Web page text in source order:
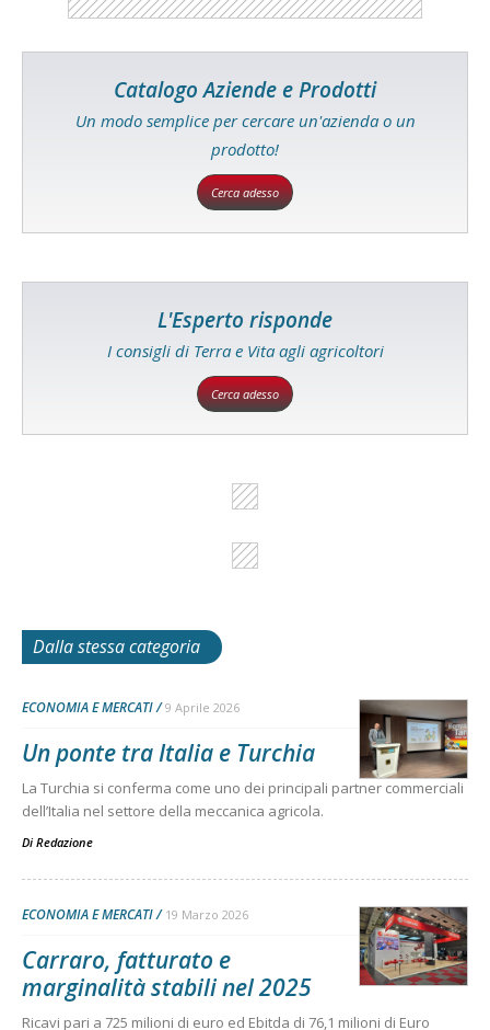
Catalogo Aziende e Prodotti
Un modo semplice per cercare un'azienda o un
prodotto!
Cerca adesso
L'Esperto risponde
I consigli di Terra e Vita agli agricoltori
Cerca adesso
Dalla stessa categoria
ECONOMIA E MERCATI 9 Aprile 2026
Un ponte tra Italia e Turchia
La Turchia si conferma come uno dei principali partner commerciali
dell’Italia nel settore della meccanica agricola.
Di Redazione
ECONOMIA E MERCATI 19 Marzo 2026
Carraro, fatturato e
marginalità stabili nel 2025
Ricavi pari a 725 milioni di euro ed Ebitda di 76,1 milioni di Euro